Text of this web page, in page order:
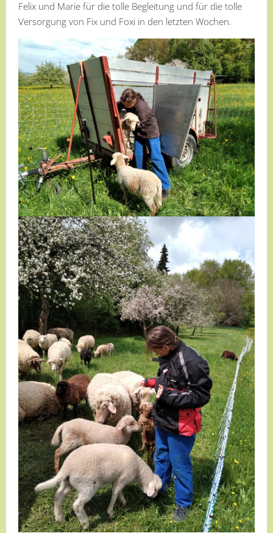
Felix und Marie für die tolle Begleitung und für die tolle
Versorgung von Fix und Foxi in den letzten Wochen.